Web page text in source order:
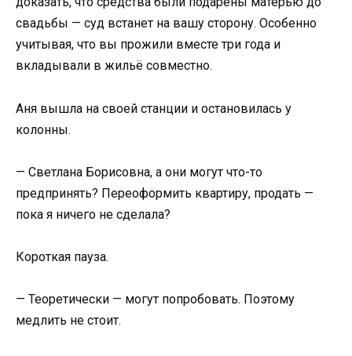
свадьбы — суд встанет на вашу сторону. Особенно
учитывая, что вы прожили вместе три года и
вкладывали в жильё совместно.
Аня вышла на своей станции и остановилась у
колонны.
— Светлана Борисовна, а они могут что-то
предпринять? Переоформить квартиру, продать —
пока я ничего не сделала?
Короткая пауза.
— Теоретически — могут попробовать. Поэтому
медлить не стоит.